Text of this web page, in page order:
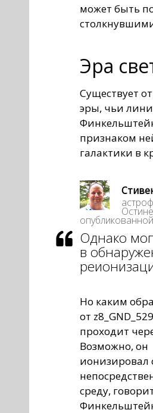
может быть
Эра
Существует
эры, чьи
признаком
галактики в
Однако
в
Но каким
от
проходит
Возможно, он
ионизировал
среду,